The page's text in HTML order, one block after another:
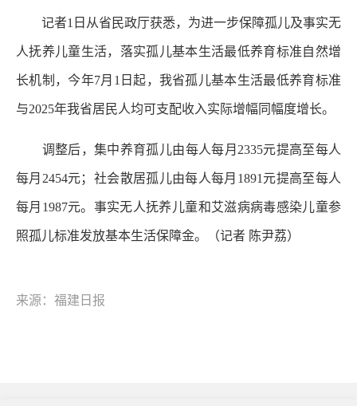
记者1日从省民政厅获悉，为进一步保障孤儿及事实无
人抚养儿童生活，落实孤儿基本生活最低养育标准自然增
长机制，今年7月1日起，我省孤儿基本生活最低养育标准
与2025年我省居民人均可支配收入实际增幅同幅度增长。
调整后，集中养育孤儿由每人每月2335元提高至每人
每月2454元；社会散居孤儿由每人每月1891元提高至每人
每月1987元。事实无人抚养儿童和艾滋病病毒感染儿童参
照孤儿标准发放基本生活保障金。（记者 陈尹荔）
来源：福建日报